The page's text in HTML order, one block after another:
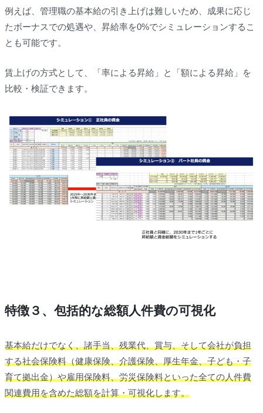
例えば、管理職の基本給の引き上げは難しいため、成果に応じ
たボーナスでの処遇や、昇給率を0%でシミュレーションするこ
とも可能です。
賃上げの方式として、「率による昇給」と「額による昇給」を
比較・検証できます。
特徴３、包括的な総額人件費の可視化
基本給だけでなく、諸手当、残業代、賞与、そして会社が負担
する社会保険料（健康保険、介護保険、厚生年金、子ども・子
育て拠出金）や雇用保険料、労災保険料といった全ての人件費
関連費用を含めた総額を計算・可視化します。